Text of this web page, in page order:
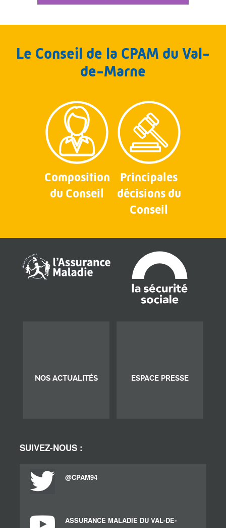
Le Conseil de la CPAM du Val-
de-Marne
Composition
du Conseil
Principales
décisions du
Conseil
NOS ACTUALITÉS ESPACE PRESSE
SUIVEZ-NOUS :
@CPAM94
ASSURANCE MALADIE DU VAL-DE-